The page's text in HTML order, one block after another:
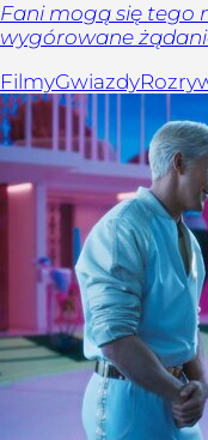
Fani mogą się tego
wygórowane
FilmyGwiazdy